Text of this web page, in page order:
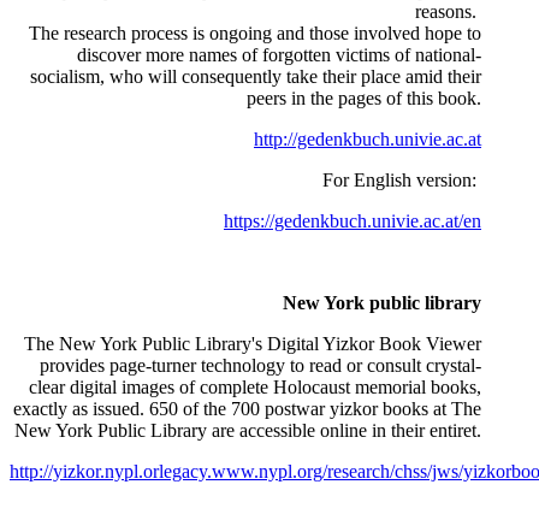
reasons.
The research process is ongoing and those involved hope to
discover more names of forgotten victims of national-
socialism, who will consequently take their place amid their
peers in the pages of this book.
http://gedenkbuch.univie.ac.at
For English version:
https://gedenkbuch.univie.ac.at/en
New York public library
The New York Public Library's Digital Yizkor Book Viewer
provides page-turner technology to read or consult crystal-
clear digital images of complete Holocaust memorial books,
exactly as issued. 650 of the 700 postwar yizkor books at The
New York Public Library are accessible online in their entiret.
http://yizkor.nypl.orlegacy.www.nypl.org/research/chss/jws/